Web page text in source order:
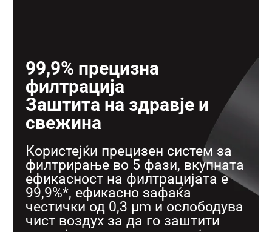
99,9% прецизна
филтрација
Заштита на здравје и
свежина
Користејќи прецизен систем за
филтрирање во 5 фази, вкупната
ефикасност на филтрацијата е
99,9%*, ефикасно зафаќа
честички од 0,3 μm и ослободува
чист воздух за да го заштити